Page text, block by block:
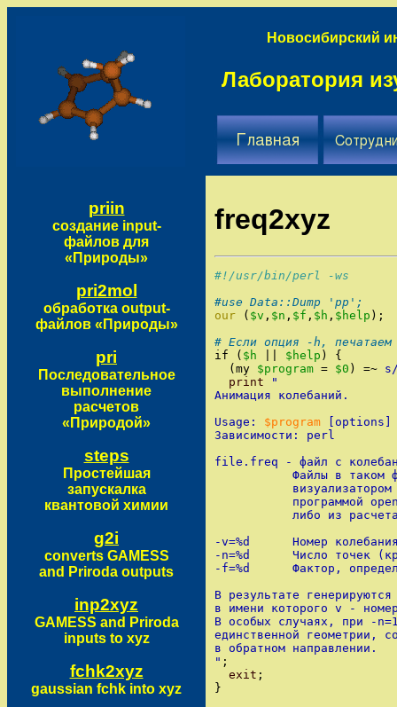
Новосибирский
Лаборатория
priin
создание input-
файлов для
«Природы»
pri2mol
обработка output-
файлов «Природы»
pri
Последовательное
выполнение
расчетов
«Природой»
steps
Простейшая
запускалка
квантовой химии
g2i
converts GAMESS
and Priroda outputs
inp2xyz
GAMESS and Priroda
inputs to xyz
fchk2xyz
gaussian fchk into xyz
freq2xyz
#!/usr/bin/perl -ws
#use Data::Dump 'pp';
our
( $v , $n , $f , $h , $help ) ;
# Если опция -h, печатаем
if
( $h $help )
{
( my $program = $0 ) =~
print
"
Анимация колебаний.
Usage: $program
Зависимости: perl
file.freq - файл с
Файлы в таком
программой
либо из
-v=%d      Номер
-n=%d      Число точек
-f=%d      Фактор,
В результате
в имени которого v -
В особых случаях, при -
единственной геометрии,
в обратном направлении.
" ;
exit ;
}